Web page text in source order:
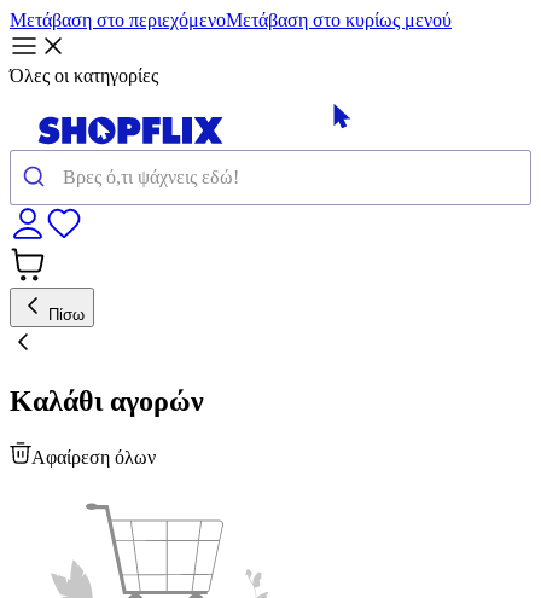
Μετάβαση στο περιεχόμενοΜετάβαση στο κυρίως μενού
Όλες οι κατηγορίες
Πίσω
Καλάθι αγορών
Αφαίρεση όλων